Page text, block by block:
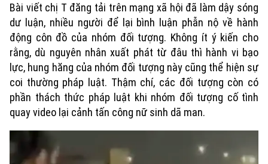
Bài viết chị T đăng tải trên mạng xã hội đã làm dậy sóng
dư luận, nhiều người để lại bình luận phẫn nộ về hành
động côn đồ của nhóm đối tượng. Không ít ý kiến cho
rằng, dù nguyên nhân xuất phát từ đâu thì hành vi bạo
lực, hung hăng của nhóm đối tượng này cũng thể hiện sự
coi thường pháp luật. Thậm chí, các đối tượng còn có
phần thách thức pháp luật khi nhóm đối tượng cố tình
quay video lại cảnh tấn công nữ sinh dã man.